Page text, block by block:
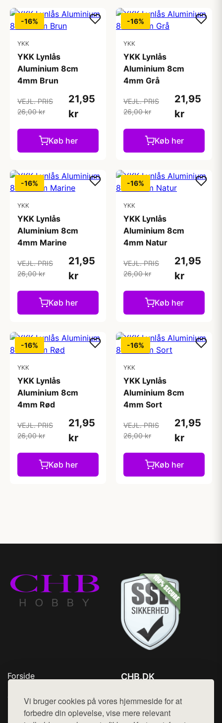
Vi bruger cookies på vores hjemmeside for at
forbedre din oplevelse, vise mere relevant
-16%
YKK
YKK Lynlås
Aluminium 8cm
4mm Brun
VEJL. PRIS
26,00 kr
21,95
kr
Køb her
-16%
YKK
YKK Lynlås
Aluminium 8cm
4mm Grå
VEJL. PRIS
26,00 kr
21,95
kr
Køb her
-16%
YKK
YKK Lynlås
Aluminium 8cm
4mm Marine
VEJL. PRIS
26,00 kr
21,95
kr
Køb her
-16%
YKK
YKK Lynlås
Aluminium 8cm
4mm Natur
VEJL. PRIS
26,00 kr
21,95
kr
Køb her
-16%
YKK
YKK Lynlås
Aluminium 8cm
4mm Rød
VEJL. PRIS
26,00 kr
21,95
kr
Køb her
-16%
YKK
YKK Lynlås
Aluminium 8cm
4mm Sort
VEJL. PRIS
26,00 kr
21,95
kr
Køb her
Forside
Top Rabatter
Kontakt
CHB.DK
Mail: hej@want.dk